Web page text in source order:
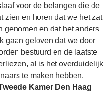
voor de belangen die de
zien en horen dat we het zat
genomen en dat het anders
gaan geloven dat we door
bestuurd en de laatste
al is het overduidelijk
te maken hebben.
Kamer Den Haag